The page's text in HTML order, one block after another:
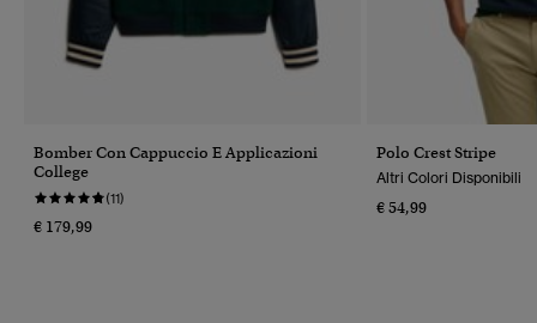
Bomber Con Cappuccio E Applicazioni
College
(11)
€ 179,99
Polo Crest Stripe
Altri Colori Disponibili
€ 54,99